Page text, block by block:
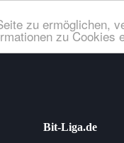
zu ermöglichen,
zu Cookies
Bit-Liga.de